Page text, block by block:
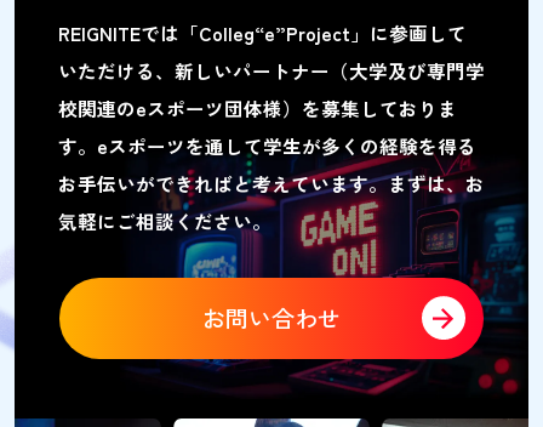
REIGNITEでは「Colleg“e”Project」に参画して
いただける、 新しいパートナー（大学及び専門学
校関連のeスポーツ団体様）を募集しておりま
す。 eスポーツを通して学生が多くの経験を得る
お手伝いができればと考えています。まずは、お
気軽にご相談ください。
お問い合わせ